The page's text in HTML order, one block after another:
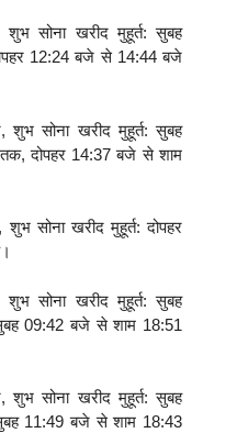
शुभ सोना खरीद मुहूर्त: सुबह
12:24 बजे से 14:44 बजे
शुभ सोना खरीद मुहूर्त: सुबह
दोपहर 14:37 बजे से शाम
सोना खरीद मुहूर्त: दोपहर
शुभ सोना खरीद मुहूर्त: सुबह
09:42 बजे से शाम 18:51
शुभ सोना खरीद मुहूर्त: सुबह
11:49 बजे से शाम 18:43